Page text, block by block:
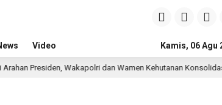
Video Kamis, 06 Agu
dan Wamen Kehutanan Konsolidasikan Langkah